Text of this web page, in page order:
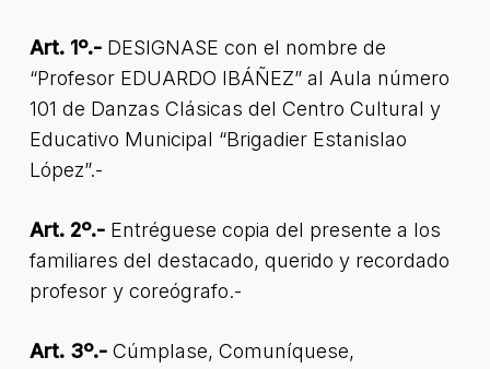
Art. 1º.-DESIGNASE con el nombre de
“Profesor EDUARDO IBÁÑEZ” al Aula número
101 de Danzas Clásicas del Centro Cultural y
Educativo Municipal “Brigadier Estanislao
López”.-
Art. 2º.-Entréguese copia del presente a los
familiares del destacado, querido y recordado
profesor y coreógrafo.-
Art. 3º.- Cúmplase, Comuníquese,